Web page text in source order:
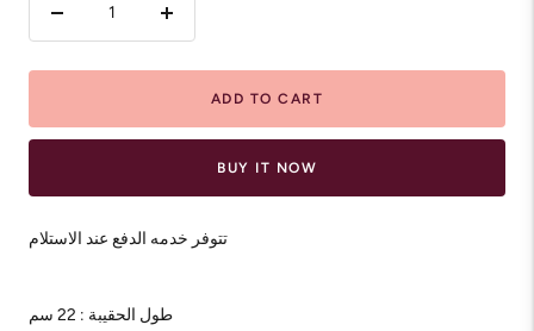
Decrease
Increase
ADD TO CART
BUY IT NOW
تتوفر خدمه الدفع عند الاستلام
طول الحقيبة : 22 سم